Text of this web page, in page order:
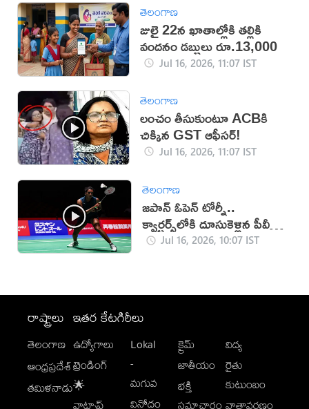
తెలంగాణ
జులై 22న ఖాతాల్లోకి తల్లికి
వందనం డబ్బులు రూ.13,000
Jul 16, 2026, 11:07 IST
తెలంగాణ
లంచం తీసుకుంటూ ACBకి
చిక్కిన GST ఆఫీసర్!
Jul 16, 2026, 11:07 IST
తెలంగాణ
జపాన్ ఓపెన్ టోర్నీ..
క్వార్టర్స్‌లోకి దూసుకెళ్లిన పీవీ
సింధుJul 16, 2026, 10:07 IST
రాష్ట్రాలు
తెలంగాణ
ఆంధ్రప్రదేశ్
తమిళనాడు
ఇతర కేటగిరీలు
ఉద్యోగాలు
ట్రెండింగ్
🌟
Lokal
-
మగువ
వినోదం
క్రైమ్
జాతీయం
భక్తి
విద్య
రైతు
కుటుంబం